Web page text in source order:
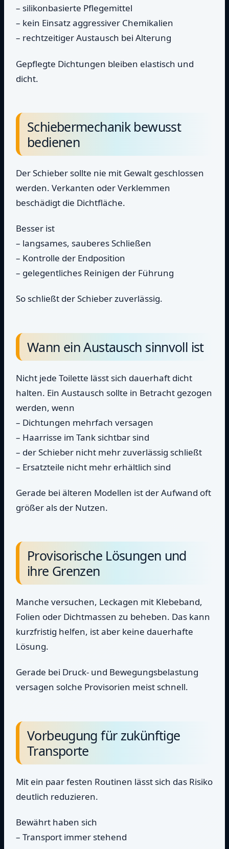
– silikonbasierte Pflegemittel
– kein Einsatz aggressiver Chemikalien
– rechtzeitiger Austausch bei Alterung
Gepflegte Dichtungen bleiben elastisch und
dicht.
Schiebermechanik bewusst
bedienen
Der Schieber sollte nie mit Gewalt geschlossen
werden. Verkanten oder Verklemmen
beschädigt die Dichtfläche.
Besser ist
– langsames, sauberes Schließen
– Kontrolle der Endposition
– gelegentliches Reinigen der Führung
So schließt der Schieber zuverlässig.
Wann ein Austausch sinnvoll ist
Nicht jede Toilette lässt sich dauerhaft dicht
halten. Ein Austausch sollte in Betracht gezogen
werden, wenn
– Dichtungen mehrfach versagen
– Haarrisse im Tank sichtbar sind
– der Schieber nicht mehr zuverlässig schließt
– Ersatzteile nicht mehr erhältlich sind
Gerade bei älteren Modellen ist der Aufwand oft
größer als der Nutzen.
Provisorische Lösungen und
ihre Grenzen
Manche versuchen, Leckagen mit Klebeband,
Folien oder Dichtmassen zu beheben. Das kann
kurzfristig helfen, ist aber keine dauerhafte
Lösung.
Gerade bei Druck- und Bewegungsbelastung
versagen solche Provisorien meist schnell.
Vorbeugung für zukünftige
Transporte
Mit ein paar festen Routinen lässt sich das Risiko
deutlich reduzieren.
Bewährt haben sich
– Transport immer stehend